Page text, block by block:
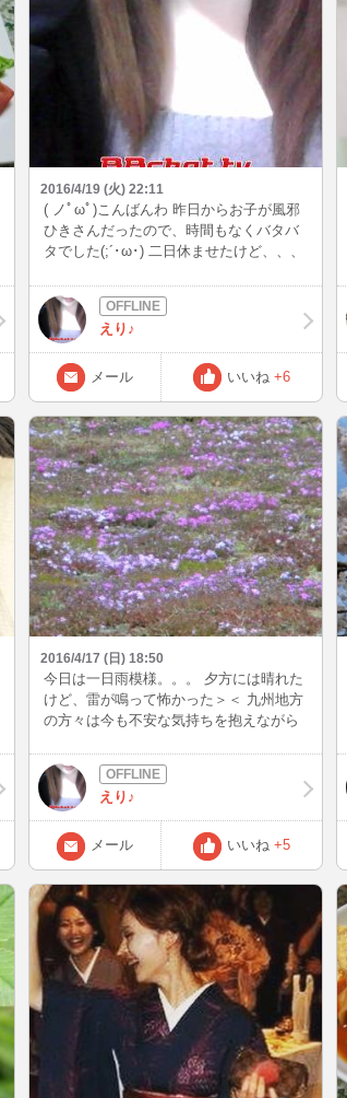
んなどうでもいいこと書いていこうかな
と思いますヾ(*ΦωΦ)ﾉ と言ってもブログ
を毎日更新するようなマメな性格ではな
いですが(笑) もし良かったらたまに覗い
てみてね☆ (○´ω`○)ﾉ**バ イ バ イ**(○
2016/4/19 (火) 22:11
( ノﾟωﾟ)こんばんわ 昨日からお子が風邪
ひきさんだったので、時間もなくバタバ
タでした(;´･ω･) 二日休ませたけど、、、
た・・・ 疲れが出るころだから仕方ない
よねｳ･･･ｳﾝ((･ω･`;)) 気温の上がり下がり
が激しいから体調気を付けないとですね
皆さんも気を付けてくださいなぁ～ メー
ルくれてた殿方( ´艸｀)ﾑﾌﾟﾌﾟ ごめんね～
また待ち合わせお願いします～＾＾ｖ
えり♪
メール いいね +6
2016/4/17 (日) 18:50
今日は一日雨模様。。。 夕方には晴れた
けど、雷が鳴って怖かった＞＜ 九州地方
の方々は今も不安な気持ちを抱えながら
年前の震災を思い出してしまう これ以上
被害がでないことを祈ってます
えり♪
メール いいね +5